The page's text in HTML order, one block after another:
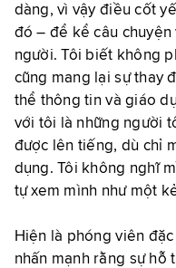
dàng, vì vậy điều cốt
đó – để kể câu chuyện
người. Tôi biết không
cũng mang lại sự thay
thể thông tin và giáo
với tôi là những người
được lên tiếng, dù chỉ
dụng. Tôi không nghĩ
tự xem mình như một
Hiện là phóng viên
nhấn mạnh rằng sự hỗ